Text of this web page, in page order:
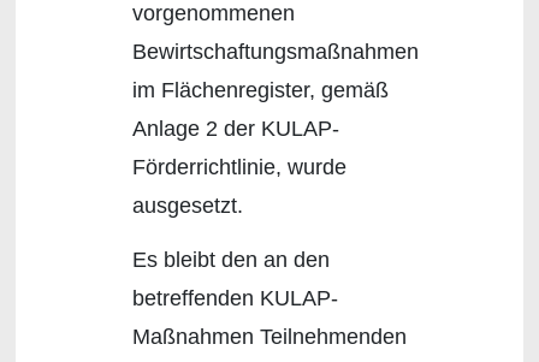
vorgenommenen
Bewirtschaftungsmaßnahmen
im Flächenregister, gemäß
Anlage 2 der KULAP-
Förderrichtlinie, wurde
ausgesetzt.
Es bleibt den an den
betreffenden KULAP-
Maßnahmen Teilnehmenden